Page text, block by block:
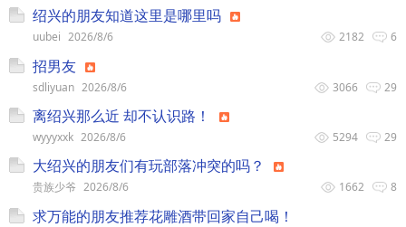
绍兴的朋友知道这里是哪里吗
6
2182
uubei 2026/8/6
招男友
29
3066
sdliyuan 2026/8/6
离绍兴那么近 却不认识路！
29
5294
wyyyxxk 2026/8/6
大绍兴的朋友们有玩部落冲突的吗？
8
1662
贵族少爷 2026/8/6
求万能的朋友推荐花雕酒带回家自己喝！